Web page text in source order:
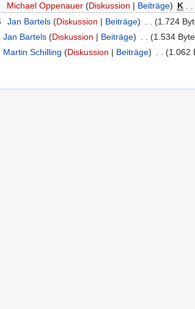
Michael Oppenauer (Diskussion | Beiträge) K . .
Jan Bartels (Diskussion | Beiträge) (1.724
Jan Bartels (Diskussion | Beiträge) (1.534
Martin Schilling (Diskussion | Beiträge) . . (1.062